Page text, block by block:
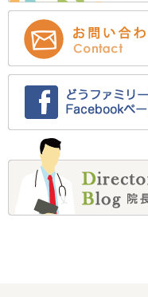
2022年8月 (12)
2022年7月 (12)
2022年6月 (1)
2022年5月 (1)
2022年4月 (1)
2022年1月 (2)
2021年12月 (3)
2021年11月 (5)
2021年10月 (6)